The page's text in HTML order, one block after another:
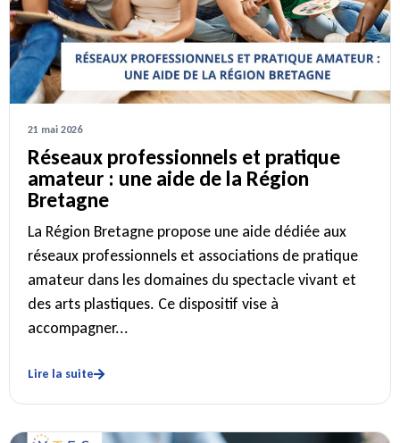
21 mai 2026
Réseaux professionnels et pratique
amateur : une aide de la Région
Bretagne
La Région Bretagne propose une aide dédiée aux
réseaux professionnels et associations de pratique
amateur dans les domaines du spectacle vivant et
des arts plastiques. Ce dispositif vise à
accompagner...
Lire la suite